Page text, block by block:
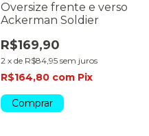
Oversize frente e verso
Ackerman Soldier
R$169,90
2 x de R$84,95 sem juros
R$164,80 com Pix
Comprar